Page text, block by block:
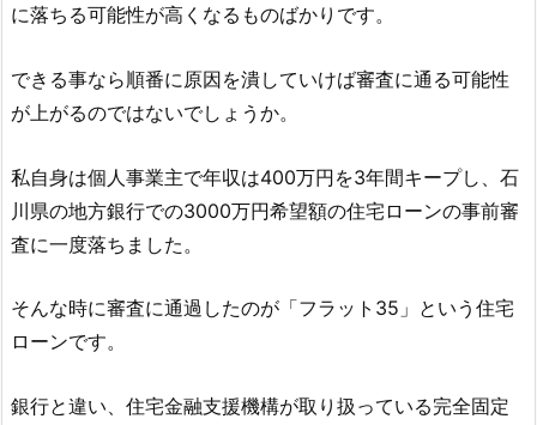
に落ちる可能性が高くなるものばかりです。
できる事なら順番に原因を潰していけば審査に通る可能性
が上がるのではないでしょうか。
私自身は個人事業主で年収は400万円を3年間キープし、石
川県の地方銀行での3000万円希望額の住宅ローンの事前審
査に一度落ちました。
そんな時に審査に通過したのが「フラット35」という住宅
ローンです。
銀行と違い、住宅金融支援機構が取り扱っている完全固定